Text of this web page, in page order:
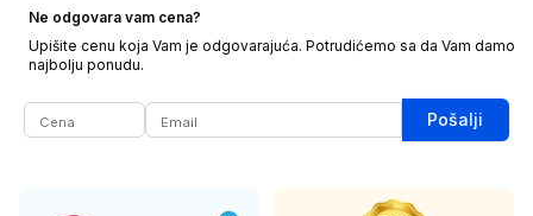
Ne odgovara vam cena?
Upišite cenu koja Vam je odgovarajuća. Potrudićemo sa da Vam damo
najbolju ponudu.
Pošalji